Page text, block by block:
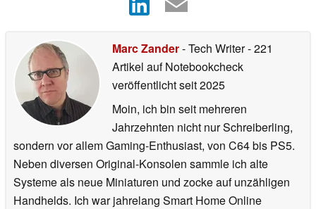
Marc Zander- Tech Writer- 221
Artikel auf Notebookcheck
veröffentlichtseit 2025
Moin, ich bin seit mehreren
Jahrzehnten nicht nur Schreiberling,
sondern vor allem Gaming-Enthusiast, von C64 bis PS5.
Neben diversen Original-Konsolen sammle ich alte
Systeme als neue Miniaturen und zocke auf unzähligen
Handhelds. Ich war jahrelang Smart Home Online